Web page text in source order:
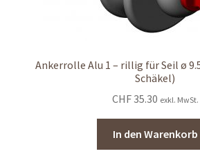
Ankerrolle Alu 1 – rillig für Seil ø
Schäkel)
CHF35.30 exkl. MwSt.
In den Warenkorb